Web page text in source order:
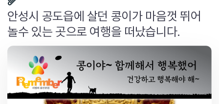
안성시 공도읍에 살던 콩이가 마음껏 뛰어
놀수 있는 곳으로 여행을 떠났습니다.